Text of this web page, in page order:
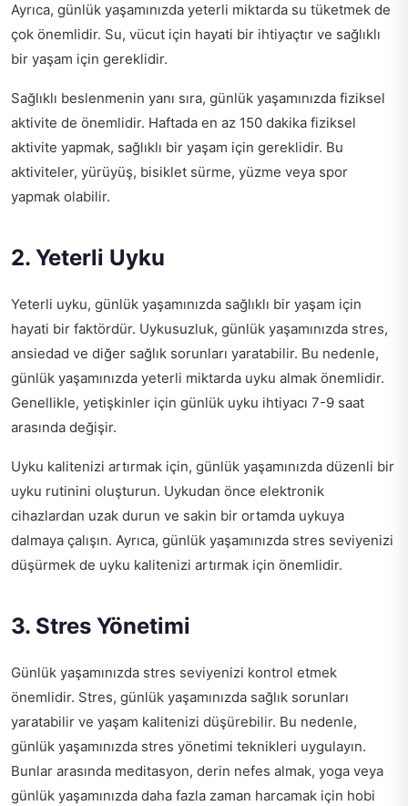
Ayrıca, günlük yaşamınızda yeterli miktarda su tüketmek de
çok önemlidir. Su, vücut için hayati bir ihtiyaçtır ve sağlıklı
bir yaşam için gereklidir.
Sağlıklı beslenmenin yanı sıra, günlük yaşamınızda fiziksel
aktivite de önemlidir. Haftada en az 150 dakika fiziksel
aktivite yapmak, sağlıklı bir yaşam için gereklidir. Bu
aktiviteler, yürüyüş, bisiklet sürme, yüzme veya spor
yapmak olabilir.
2. Yeterli Uyku
Yeterli uyku, günlük yaşamınızda sağlıklı bir yaşam için
hayati bir faktördür. Uykusuzluk, günlük yaşamınızda stres,
ansiedad ve diğer sağlık sorunları yaratabilir. Bu nedenle,
günlük yaşamınızda yeterli miktarda uyku almak önemlidir.
Genellikle, yetişkinler için günlük uyku ihtiyacı 7-9 saat
arasında değişir.
Uyku kalitenizi artırmak için, günlük yaşamınızda düzenli bir
uyku rutinini oluşturun. Uykudan önce elektronik
cihazlardan uzak durun ve sakin bir ortamda uykuya
dalmaya çalışın. Ayrıca, günlük yaşamınızda stres seviyenizi
düşürmek de uyku kalitenizi artırmak için önemlidir.
3. Stres Yönetimi
Günlük yaşamınızda stres seviyenizi kontrol etmek
önemlidir. Stres, günlük yaşamınızda sağlık sorunları
yaratabilir ve yaşam kalitenizi düşürebilir. Bu nedenle,
günlük yaşamınızda stres yönetimi teknikleri uygulayın.
Bunlar arasında meditasyon, derin nefes almak, yoga veya
günlük yaşamınızda daha fazla zaman harcamak için hobi